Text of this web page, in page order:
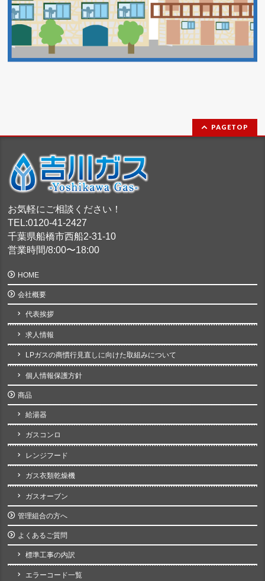
PAGETOP
お気軽にご相談ください！
TEL:0120-41-2427
千葉県船橋市西船2-31-10
営業時間/8:00〜18:00
HOME
会社概要
代表挨拶
求人情報
LPガスの商慣行見直しに向けた取組みについて
個人情報保護方針
商品
給湯器
ガスコンロ
レンジフード
ガス衣類乾燥機
ガスオーブン
管理組合の方へ
よくあるご質問
標準工事の内訳
エラーコード一覧